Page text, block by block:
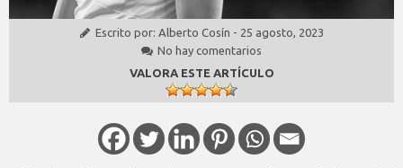
Escrito por: Alberto Cosín - 25 agosto, 2023
No hay comentarios
VALORA ESTE ARTÍCULO